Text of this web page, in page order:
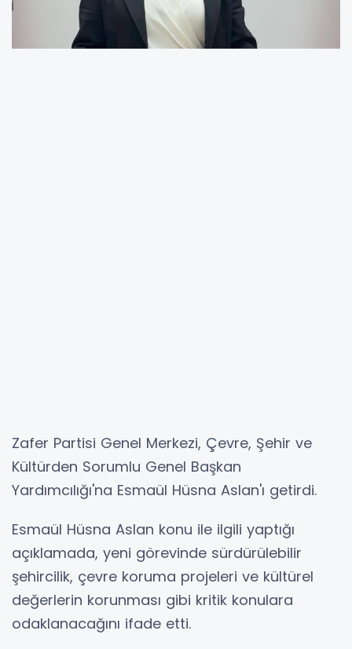
Zafer Partisi Genel Merkezi, Çevre, Şehir ve
Kültürden Sorumlu Genel Başkan
Yardımcılığı'na Esmaül Hüsna Aslan'ı getirdi.
Esmaül Hüsna Aslan konu ile ilgili yaptığı
açıklamada, yeni görevinde sürdürülebilir
şehircilik, çevre koruma projeleri ve kültürel
değerlerin korunması gibi kritik konulara
odaklanacağını ifade etti.